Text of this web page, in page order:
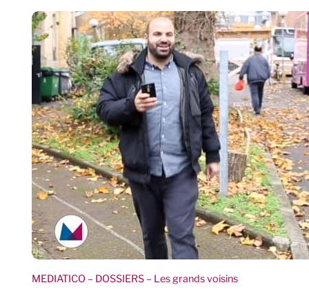
MEDIATICO – DOSSIERS – Les grands voisins